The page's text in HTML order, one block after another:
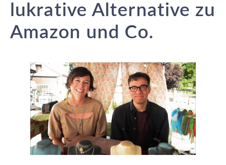
lukrative Alternative zu
Amazon und Co.